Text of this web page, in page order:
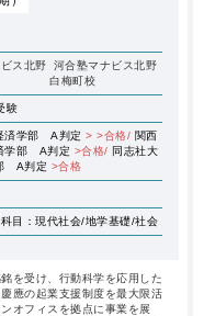
ス北野 河合塾マナビス北野
験
済学部 A判定
学部 A判定>合格/同志社大
を受け、行動科学を応用した